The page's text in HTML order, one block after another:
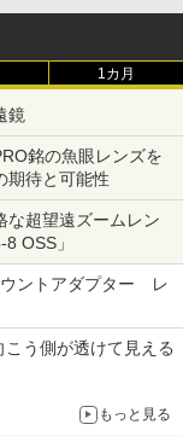
1カ月
鏡
銘の魚眼レンズを
期待と可能性
な超望遠ズームレン
OSS」
ントアダプター レ
う側が透けて見える
もっと見る